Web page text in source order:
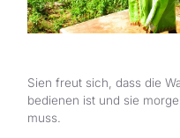
Sien freut sich, dass die
bedienen ist und sie
muss.